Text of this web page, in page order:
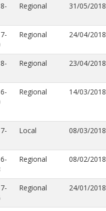
Regional 31/05/2018
Regional 24/04/2018
Regional 23/04/2018
Regional 14/03/2018
Local 08/03/2018
Regional 08/02/2018
Regional 24/01/2018